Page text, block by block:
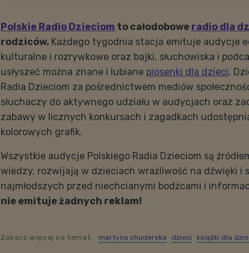
Polskie Radio Dzieciom to całodobowe radio dla
rodziców. Każdego tygodnia stacja emituje audycje
kulturalne i rozrywkowe oraz bajki, słuchowiska i
usłyszeć można znane i lubiane piosenki dla dzieci.
Radia Dzieciom za pośrednictwem mediów
słuchaczy do aktywnego udziału w audycjach oraz
zabawy w licznych konkursach i zagadkach
kolorowych grafik.
Wszystkie audycje Polskiego Radia Dzieciom są
wiedzy, rozwijają w dzieciach wrażliwość na dźwięki i
najmłodszych przed niechcianymi bodźcami i
nie emituje żadnych reklam!
Zobacz więcej na temat: martyna chuderska dzieci książki dla